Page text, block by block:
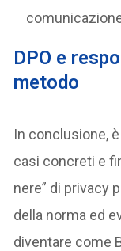
DPO e
metodo
In conclusione,
casi concreti e
nere” di privacy
della norma ed
diventare come